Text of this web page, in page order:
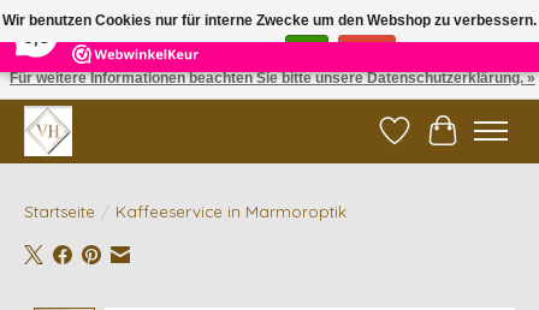
5 Reviews ×
✓ Gratis verzending vanaf €200 | ✓ 14 dagen retourneren
Wunschzettel
Ihr
Startseite / Kaffeeservice in Marmoroptik
Wir benutzen Cookies nur für interne Zwecke um den Webshop zu verbessern.
Ist das in Ordnung?
Für weitere Informationen beachten Sie bitte unsere Datenschutzerklärung. »